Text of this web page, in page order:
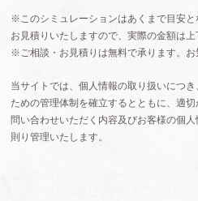
※このシミュレーションはあくまで目安
お見積りいたしますので、実際の金額は上
※ご相談・お見積りは無料で承ります。お
当サイトでは、個人情報の取り扱いにつ
ための管理体制を確立するとともに、適
問い合わせいただく内容及びお客様の個
則り管理いたします。